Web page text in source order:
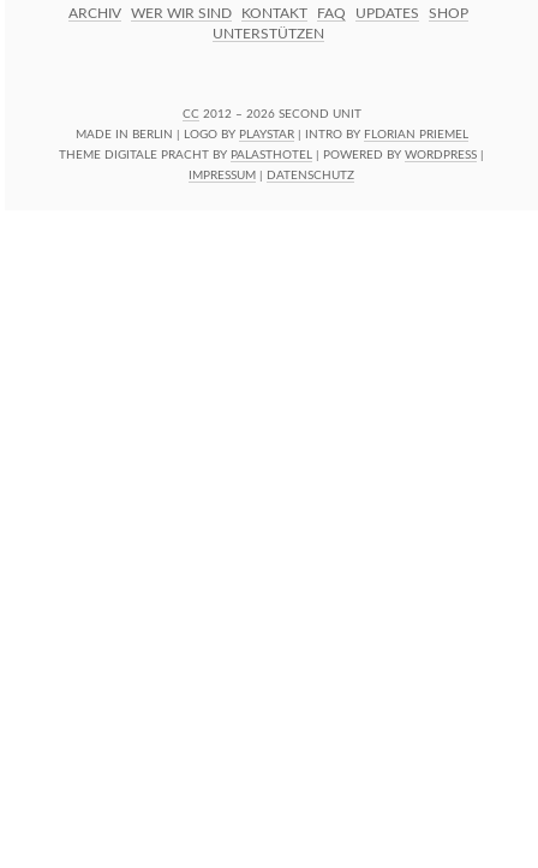
ARCHIV WER WIR SIND KONTAKT FAQ UPDATES
SHOP
UNTERSTÜTZEN
CC 2012 – 2026 SECOND UNIT
MADE IN BERLIN | LOGO BY PLAYSTAR| INTRO BY FLORIAN PRIEMEL
THEME DIGITALE PRACHT BY PALASTHOTEL | POWERED BY WORDPRESS
IMPRESSUM
DATENSCHUTZ